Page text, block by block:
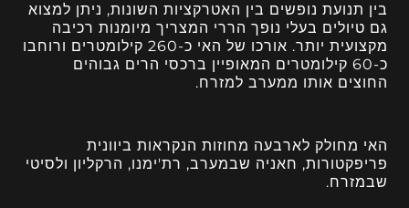
בין תנועת נופשים בין האטרקציות השונות, ניתן למצוא
גם טיולים בעלי נופך הררי המצריך מיומנות רכיבה
מקצועית יותר. אורכו של האי כ-260 קילומטרים ורוחבו
כ-60 קילומטרים המאופיין ברכסי הרים גבוהים
החוצים אותו ממערב למזרח.
האי מחולק לארבעה מחוזות הנקראות ביוונית
פריפקטורות, חאניה שבמערב, רת'ימנו, הרקליון ולסיטי
שבמזרח.